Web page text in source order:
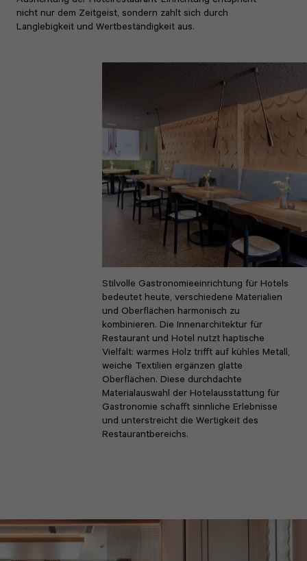
nicht nur dem Zeitgeist, sondern zahlt sich durch
Langlebigkeit und Wertbeständigkeit aus.
Stilvolle Gastronomieeinrichtung für Hotels
bedeutet heute, verschiedene Materialien
und Oberflächen harmonisch zu
kombinieren. Die Innenarchitektur für
Restaurant und Hotel nutzt haptische
Vielfalt: warmes Holz trifft auf kühles Metall,
weiche Textilien ergänzen glatte
Oberflächen. Diese durchdachte
Materialauswahl der Hotelausstattung für
Gastronomie schafft sinnliche Erlebnisse
und unterstreicht die Wertigkeit des
Restaurantbereichs.